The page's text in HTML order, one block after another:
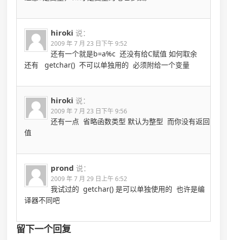
hiroki 说：
2009 年 7 月 23 日下午 9:52
还有一个就是b=a%c 还没有给C赋值 如何取余
还有 getchar() 不可以单独用的 必须附给一个变量
hiroki 说：
2009 年 7 月 23 日下午 9:56
还有一点 省略函数类型 默认为整型 而你没有返回
值
prond 说：
2009 年 7 月 29 日上午 6:52
我试过的 getchar() 是可以单独使用的 也许是编
译器不同吧
留下一个回复